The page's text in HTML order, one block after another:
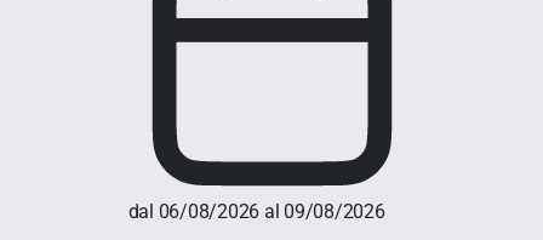
dal 06/08/2026 al 09/08/2026